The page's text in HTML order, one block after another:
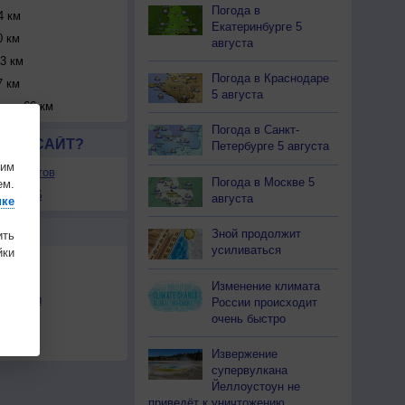
км
км
км
км
66 км
САЙТ?
сайтов
в RSS
Погода в
Екатеринбурге 5
августа
Погода в Краснодаре
5 августа
Погода в Санкт-
Петербурге 5 августа
Погода в Москве 5
августа
Зной продолжит
усиливаться
Изменение климата
России происходит
очень быстро
Извержение
супервулкана
Йеллоустоун не